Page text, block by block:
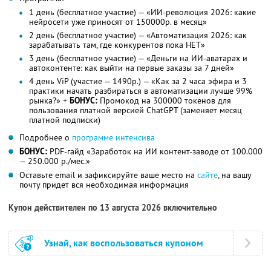
1 день (бесплатное участие) — «ИИ-революция 2026: какие
нейросети уже приносят от 150000р. в месяц»
2 день (бесплатное участие) — «Автоматизация 2026: как
зарабатывать там, где конкурентов пока НЕТ»
3 день (бесплатное участие) — «Деньги на ИИ-аватарах и
автоконтенте: как выйти на первые заказы за 7 дней»
4 день ViP (участие — 1490р.) — «Как за 2 часа эфира и 3
практики начать разбираться в автоматизации лучше 99%
рынка?» + БОНУС: Промокод на 300000 токенов для
пользования платной версией ChatGPT (заменяет месяц
платной подписки)
Подробнее о программе интенсива
БОНУС: PDF-гайд «Заработок на ИИ контент-заводе от 100.000
— 250.000 р./мес.»
Оставьте email и зафиксируйте ваше место на сайте, на вашу
почту придет вся необходимая информация
Купон действителен по 13 августа 2026 включительно
Узнай, как воспользоваться купоном